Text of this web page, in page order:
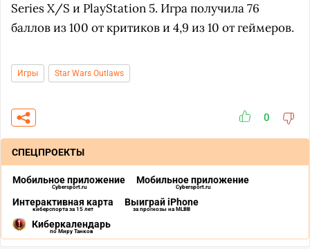
Series X/S и PlayStation 5. Игра получила 76
баллов из 100 от критиков и 4,9 из 10 от геймеров.
Игры Star Wars Outlaws
0
СПЕЦПРОЕКТЫ
Мобильное приложение
Cybersport.ru
Мобильное приложение
Cybersport.ru
Интерактивная карта
киберспорта за 15 лет
Выиграй iPhone
за прогнозы на MLBB
Киберкалендарь
по Миру Танков